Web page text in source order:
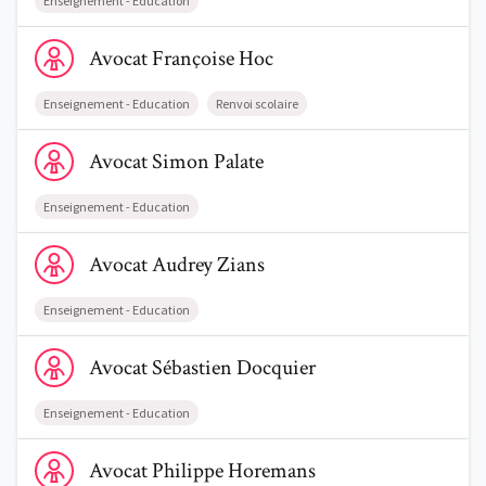
Voir le profil de AvocatFrançoise Hoc
AvocatFrançoiseHoc
Enseignement - Education Renvoi scolaire
Voir le profil de AvocatSimon Palate
AvocatSimonPalate
Enseignement - Education
Voir le profil de AvocatAudrey Zians
AvocatAudreyZians
Enseignement - Education
Voir le profil de AvocatSébastien Docquier
AvocatSébastienDocquier
Enseignement - Education
Voir le profil de AvocatPhilippe Horemans
AvocatPhilippeHoremans